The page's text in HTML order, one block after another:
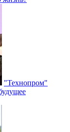
"Технопром"